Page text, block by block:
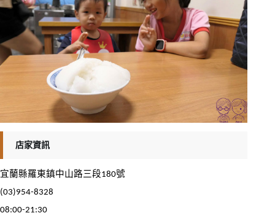
店家資訊
宜蘭縣羅東鎮中山路三段180號
(03)954-8328
08:00-21:30